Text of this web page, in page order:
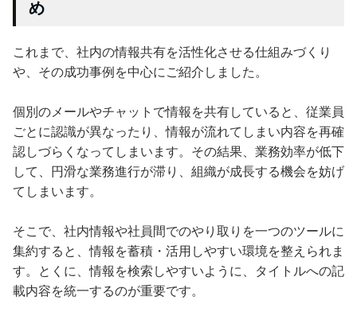
め
これまで、社内の情報共有を活性化させる仕組みづくり
や、その成功事例を中心にご紹介しました。
個別のメールやチャットで情報を共有していると、従業員
ごとに認識が異なったり、情報が流れてしまい内容を再確
認しづらくなってしまいます。その結果、業務効率が低下
して、円滑な業務進行が滞り、組織が成長する機会を妨げ
てしまいます。
そこで、社内情報や社員間でのやり取りを一つのツールに
集約すると、情報を蓄積・活用しやすい環境を整えられま
す。とくに、情報を検索しやすいように、タイトルへの記
載内容を統一するのが重要です。